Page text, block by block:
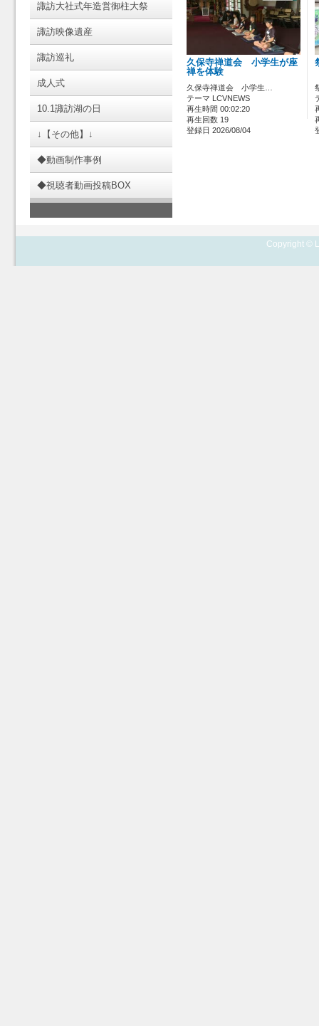
諏訪大社式年造営御柱大祭
諏訪映像遺産
諏訪巡礼
成人式
10.1諏訪湖の日
↓【その他】↓
◆動画制作事例
◆視聴者動画投稿BOX
久保寺禅道会 小学生が座
禅を体験
久保寺禅道会 小学生…
テーマ LCVNEWS
再生時間 00:02:20
再生回数 19
登録日 2026/08/04
Copyright ©